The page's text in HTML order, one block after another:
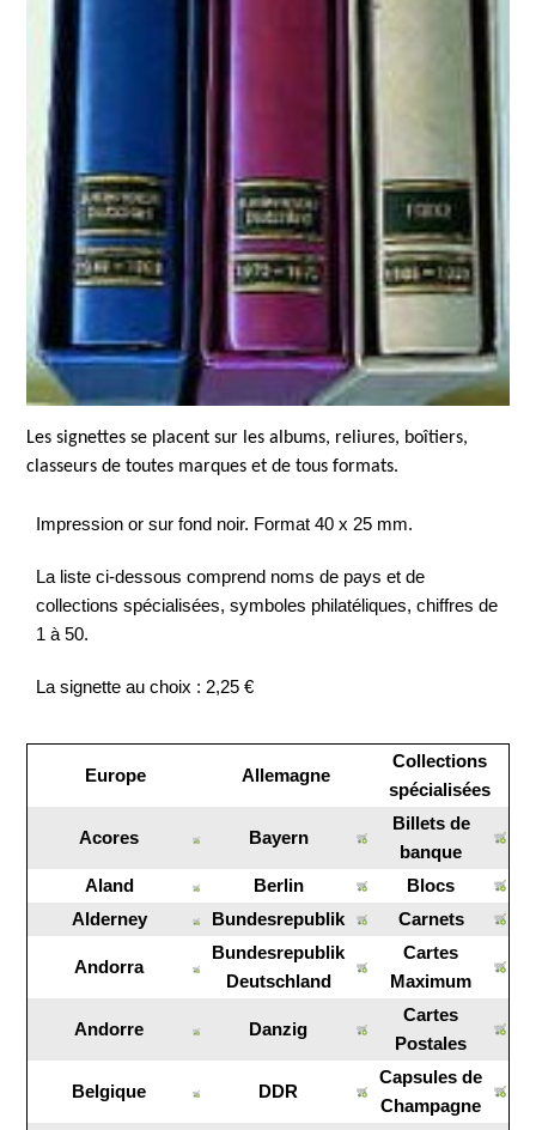
Les signettes se placent sur les albums, reliures, boîtiers,
classeurs de toutes marques et de tous formats.
Impression or sur fond noir. Format 40 x 25 mm.
La liste ci-dessous comprend noms de pays et de
collections spécialisées, symboles philatéliques, chiffres de
1 à 50.
La signette au choix : 2,25 €
Europe Allemagne
Collections
spécialisées
Acores Bayern
Billets de
banque
Aland
Berlin
Blocs
Alderney
Bundesrepublik Carnets
Andorra
Bundesrepublik
Deutschland
Cartes
Maximum
Andorre Danzig
Cartes
Postales
Belgique DDR
Capsules de
Champagne